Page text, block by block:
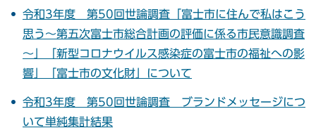
令和3年度 第50回世論調査「富士市に住んで私はこう
思う～第五次富士市総合計画の評価に係る市民意識調査
～」「新型コロナウイルス感染症の富士市の福祉への影
響」「富士市の文化財」について
令和3年度 第50回世論調査 ブランドメッセージにつ
いて単純集計結果